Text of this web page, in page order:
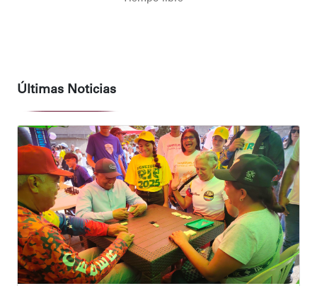
Últimas Noticias